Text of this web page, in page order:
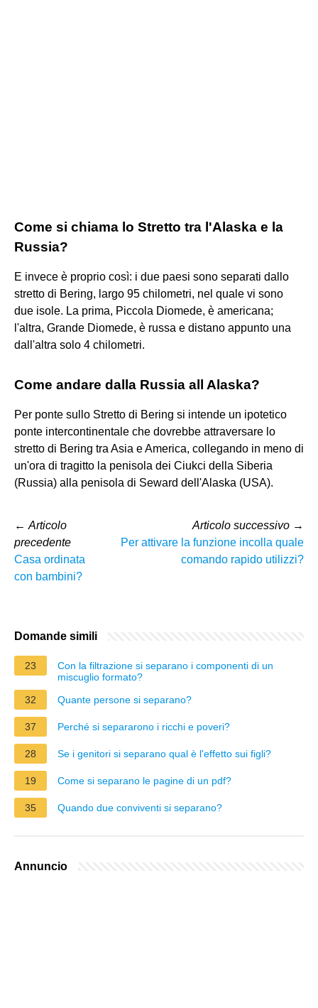
Come si chiama lo Stretto tra l'Alaska e la
Russia?
E invece è proprio così: i due paesi sono separati dallo
stretto di Bering, largo 95 chilometri, nel quale vi sono
due isole. La prima, Piccola Diomede, è americana;
l'altra, Grande Diomede, è russa e distano appunto una
dall'altra solo 4 chilometri.
Come andare dalla Russia all Alaska?
Per ponte sullo Stretto di Bering si intende un ipotetico
ponte intercontinentale che dovrebbe attraversare lo
stretto di Bering tra Asia e America, collegando in meno di
un'ora di tragitto la penisola dei Ciukci della Siberia
(Russia) alla penisola di Seward dell'Alaska (USA).
← Articolo
precedente
Casa ordinata
con bambini?
Articolo successivo →
Per attivare la funzione incolla quale
comando rapido utilizzi?
Domande simili
23
Con la filtrazione si separano i componenti di un
miscuglio formato?
32
Quante persone si separano?
37 Perché si separarono i ricchi e poveri?
28 Se i genitori si separano qual è l'effetto sui figli?
19 Come si separano le pagine di un pdf?
35 Quando due conviventi si separano?
Annuncio